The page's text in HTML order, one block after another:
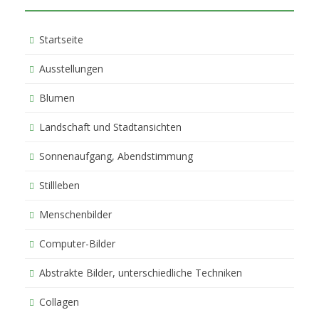
Startseite
Ausstellungen
Blumen
Landschaft und Stadtansichten
Sonnenaufgang, Abendstimmung
Stillleben
Menschenbilder
Computer-Bilder
Abstrakte Bilder, unterschiedliche Techniken
Collagen